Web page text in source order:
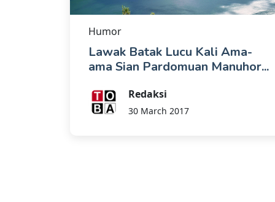
Humor
Lawak Batak Lucu Kali Ama-
ama Sian Pardomuan Manuhor...
Redaksi
30 March 2017